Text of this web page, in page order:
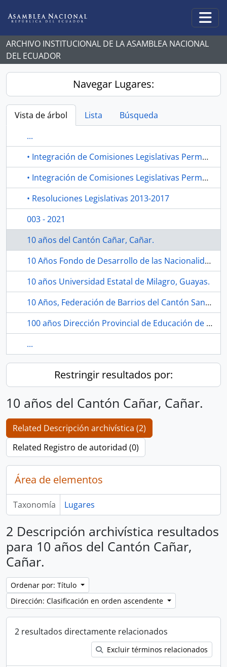
ARCHIVO INSTITUCIONAL DE LA ASAMBLEA NACIONAL
DEL ECUADOR
Navegar Lugares:
Vista de árbol Lista
Búsqueda
...
• Integración de Comisiones Legislativas Permanentes
• Integración de Comisiones Legislativas Permanentes
• Resoluciones Legislativas 2013-2017
003 - 2021
10 años del Cantón Cañar, Cañar.
10 Años Fondo de Desarrollo de las Nacionalidades Indígenas del Ecuador "FODEPI".
10 años Universidad Estatal de Milagro, Guayas.
10 Años, Federación de Barrios del Cantón Santa Elena, Santa Elena.
100 años Dirección Provincial de Educación de Chimborazo, Riobamba.
...
Restringir resultados por:
10 años del Cantón Cañar, Cañar.
Related Descripción archivística (2)
Related Registro de autoridad (0)
Área de elementos
Taxonomía Lugares
2 Descripción archivística resultados
para 10 años del Cantón Cañar,
Cañar.
Ordenar por: Título
Dirección: Clasificación en orden ascendente
2 resultados directamente relacionados
Excluir términos relacionados